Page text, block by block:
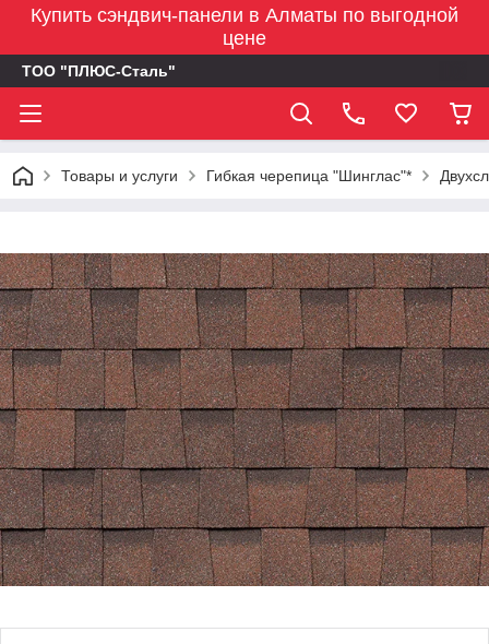
Купить сэндвич-панели в Алматы по выгодной
цене
ТОО "ПЛЮС-Сталь"
Товары и услуги Гибкая черепица "Шинглас"*